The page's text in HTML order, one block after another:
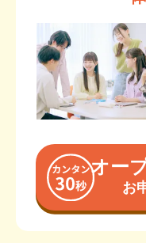
オー
お